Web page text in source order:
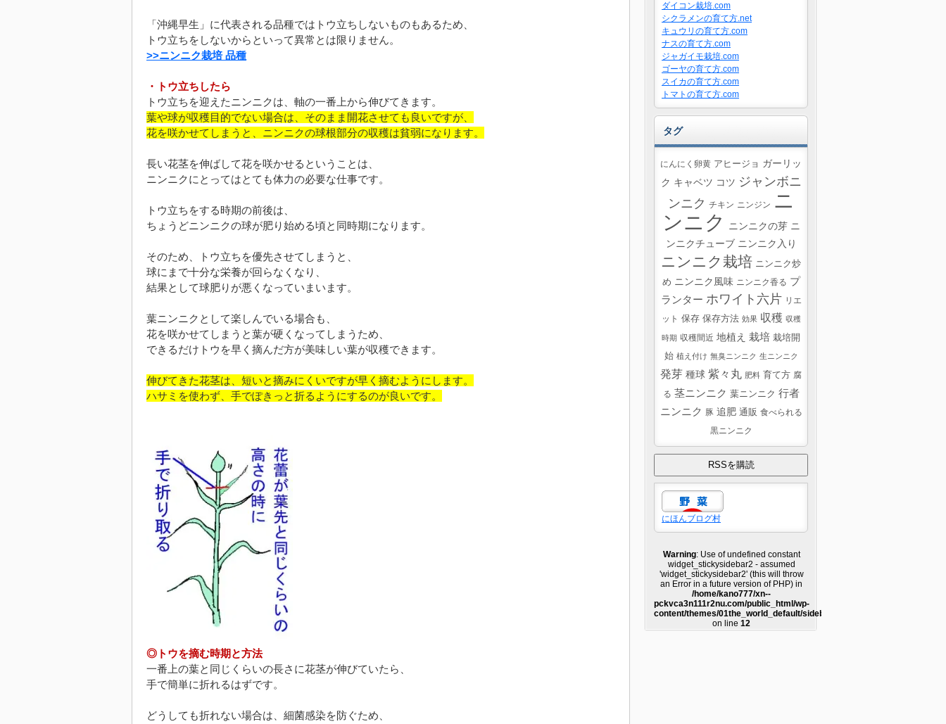
「沖縄早生」に代表される品種ではトウ立ちしないものもあるため、
トウ立ちをしないからといって異常とは限りません。
>>ニンニク栽培 品種
・トウ立ちしたら
トウ立ちを迎えたニンニクは、軸の一番上から伸びてきます。
葉や球が収穫目的でない場合は、そのまま開花させても良いですが、
花を咲かせてしまうと、ニンニクの球根部分の収穫は貧弱になります。
長い花茎を伸ばして花を咲かせるということは、
ニンニクにとってはとても体力の必要な仕事です。
トウ立ちをする時期の前後は、
ちょうどニンニクの球が肥り始める頃と同時期になります。
そのため、トウ立ちを優先させてしまうと、
球にまで十分な栄養が回らなくなり、
結果として球肥りが悪くなっていまいます。
葉ニンニクとして楽しんでいる場合も、
花を咲かせてしまうと葉が硬くなってしまうため、
できるだけトウを早く摘んだ方が美味しい葉が収穫できます。
伸びてきた花茎は、短いと摘みにくいですが早く摘むようにします。
ハサミを使わず、手でぽきっと折るようにするのが良いです。
◎トウを摘む時期と方法
一番上の葉と同じくらいの長さに花茎が伸びていたら、
手で簡単に折れるはずです。
どうしても折れない場合は、細菌感染を防ぐため、
ダイコン栽培.com
シクラメンの育て方.net
キュウリの育て方.com
ナスの育て方.com
ジャガイモ栽培.com
ゴーヤの育て方.com
スイカの育て方.com
トマトの育て方.com
タグ
にんにく卵黄 アヒージョ ガーリッ
ク キャベツ コツ ジャンボニ
ンニク チキン ニンジン ニ
ンニク
ニンニクの芽 ニ
ンニクチューブ ニンニク入り
ニンニク栽培 ニンニク炒
め ニンニク風味 ニンニク香る プ
ランター ホワイト六片 リエ
ット 保存 保存方法 効果 収穫 収穫
時期 収穫間近 地植え 栽培 栽培開
始 植え付け 無臭ニンニク 生ニンニク
発芽 種球 紫々丸 肥料 育て方 腐
る 茎ニンニク 葉ニンニク 行者
ニンニク
豚 追肥 通販 食べられる
黒ニンニク
にほんブログ村
Warning: Use of undefined constant
widget_stickysidebar2 - assumed
'widget_stickysidebar2' (this will throw
an Error in a future version of PHP) in
/home/kano777/xn--
pckvca3n111r2nu.com/public_html/wp-
content/themes/01the_world_default/sidebar2.php
on line 12